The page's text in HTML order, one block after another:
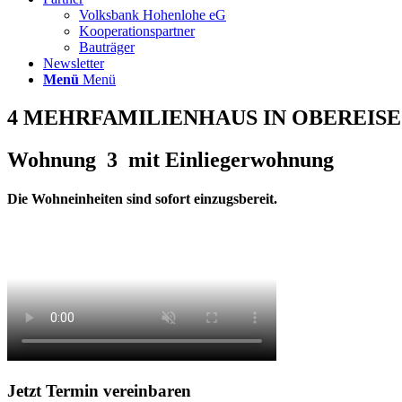
Volksbank Hohenlohe eG
Kooperationspartner
Bauträger
Newsletter
Menü Menü
4 MEHRFAMILIENHAUS IN
Wohnung 3 mit Einliegerwohnung
Die Wohneinheiten sind sofort einzugsbereit.
Jetzt Termin vereinbaren